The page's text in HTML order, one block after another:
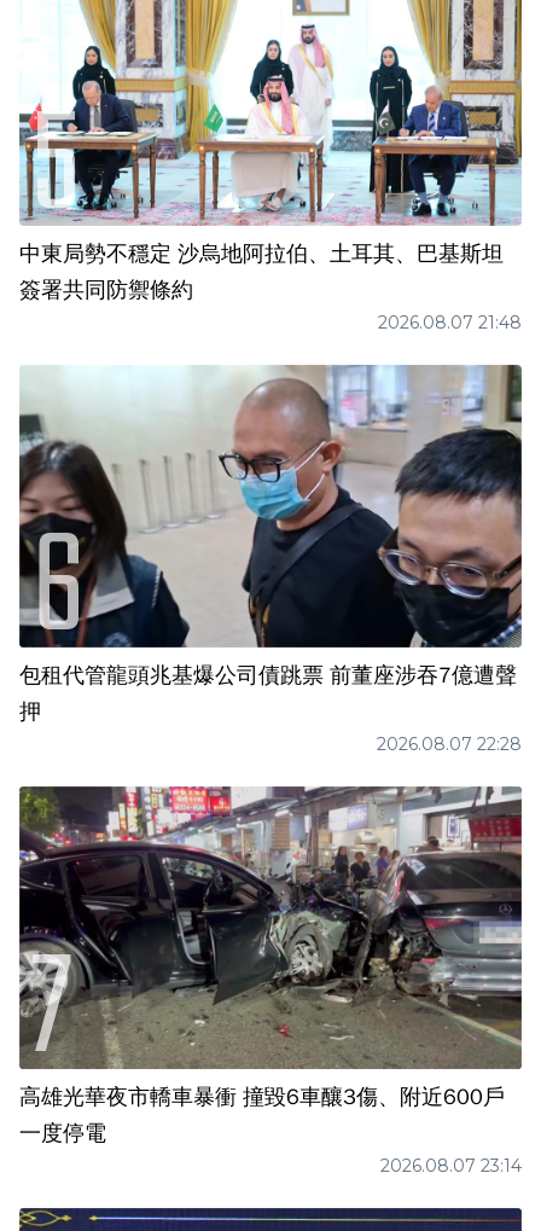
中東局勢不穩定 沙烏地阿拉伯、土耳其、巴基斯坦
簽署共同防禦條約
2026.08.07 21:48
包租代管龍頭兆基爆公司債跳票 前董座涉吞7億遭聲
押
2026.08.07 22:28
高雄光華夜市轎車暴衝 撞毀6車釀3傷、附近600戶
一度停電
2026.08.07 23:14